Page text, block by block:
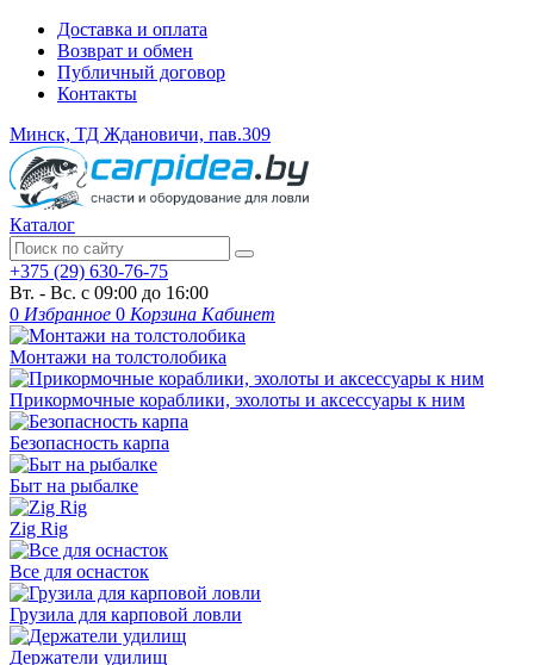
Доставка и оплата
Возврат и обмен
Публичный договор
Контакты
Минск, ТД Ждановичи, пав.309
Каталог
+375 (29) 630-76-75
Вт. - Вс. с 09:00 до 16:00
0 Избранное 0 Корзина Кабинет
Монтажи на толстолобика
Прикормочные кораблики, эхолоты и аксессуары к ним
Безопасность карпа
Быт на рыбалке
Zig Rig
Все для оснасток
Грузила для карповой ловли
Держатели удилищ